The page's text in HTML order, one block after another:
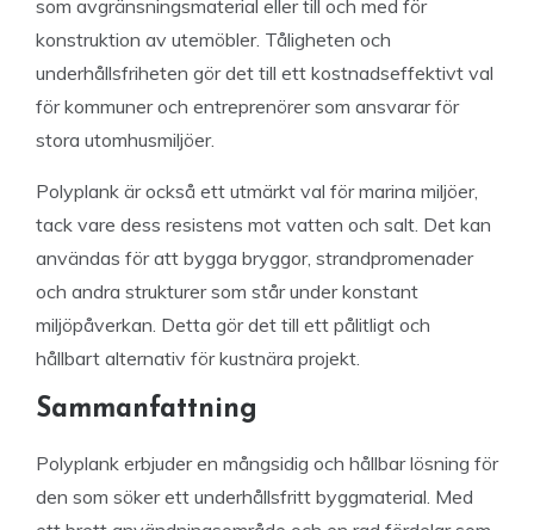
som avgränsningsmaterial eller till och med för
konstruktion av utemöbler. Tåligheten och
underhållsfriheten gör det till ett kostnadseffektivt val
för kommuner och entreprenörer som ansvarar för
stora utomhusmiljöer.
Polyplank är också ett utmärkt val för marina miljöer,
tack vare dess resistens mot vatten och salt. Det kan
användas för att bygga bryggor, strandpromenader
och andra strukturer som står under konstant
miljöpåverkan. Detta gör det till ett pålitligt och
hållbart alternativ för kustnära projekt.
Sammanfattning
Polyplank erbjuder en mångsidig och hållbar lösning för
den som söker ett underhållsfritt byggmaterial. Med